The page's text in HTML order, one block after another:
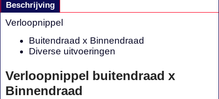
Beschrijving
Verloopnippel
Buitendraad x Binnendraad
Diverse uitvoeringen
Verloopnippel buitendraad x
Binnendraad